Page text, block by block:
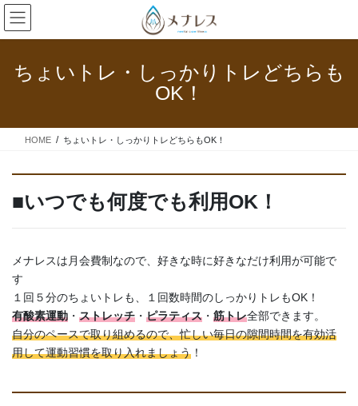
コ
ン
テ
ナ
ビ
ゲ
ちょいトレ・しっかりトレどちらも
OK！
HOME ちょいトレ・しっかりトレどちらもOK！
■いつでも何度でも利用OK！
メナレスは月会費制なので、好きな時に好きなだけ利用が可能で
す
１回５分のちょいトレも、１回数時間のしっかりトレもOK！
有酸素運動 ・ ストレッチ ・ ピラティス ・ 筋トレ全部できます。
自分のペースで取り組めるので、忙しい毎日の隙間時間を有効活
用して運動習慣を取り入れましょう ！